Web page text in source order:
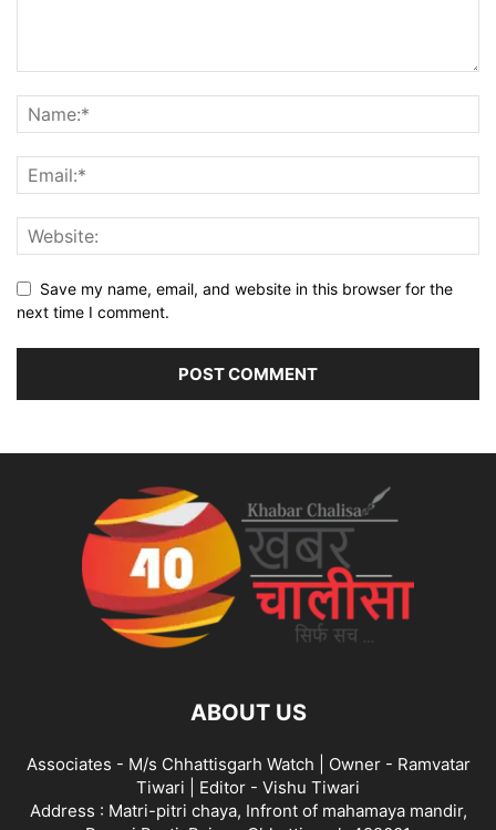
Save my name, email, and website in this browser for the
next time I comment.
ABOUT US
Associates - M/s Chhattisgarh Watch | Owner - Ramvatar
Tiwari | Editor - Vishu Tiwari
Address : Matri-pitri chaya, Infront of mahamaya mandir,